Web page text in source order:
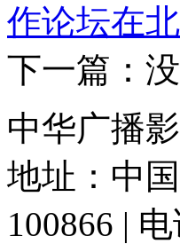
作论坛在
下一篇：没
中华广播
地址：中
100866 |